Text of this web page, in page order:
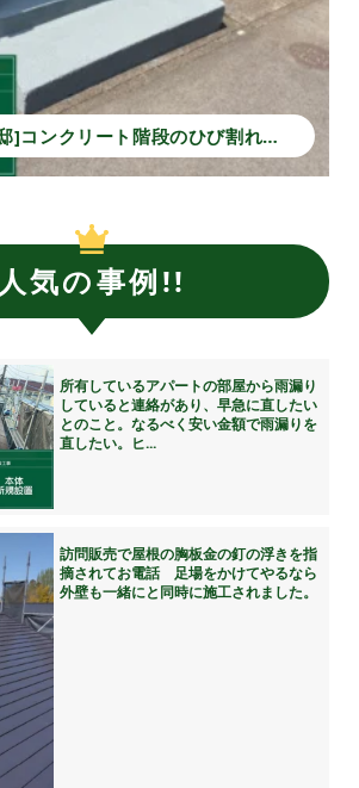
[流山市 S様邸]コンクリート階段のひび割れ補修と塗装で安全性と美観を回復！
人気の事例!!
所有しているアパートの部屋から雨漏り
していると連絡があり、早急に直したい
とのこと。なるべく安い金額で雨漏りを
直したい。ヒ...
訪問販売で屋根の胸板金の釘の浮きを指
摘されてお電話 足場をかけてやるなら
外壁も一緒にと同時に施工されました。